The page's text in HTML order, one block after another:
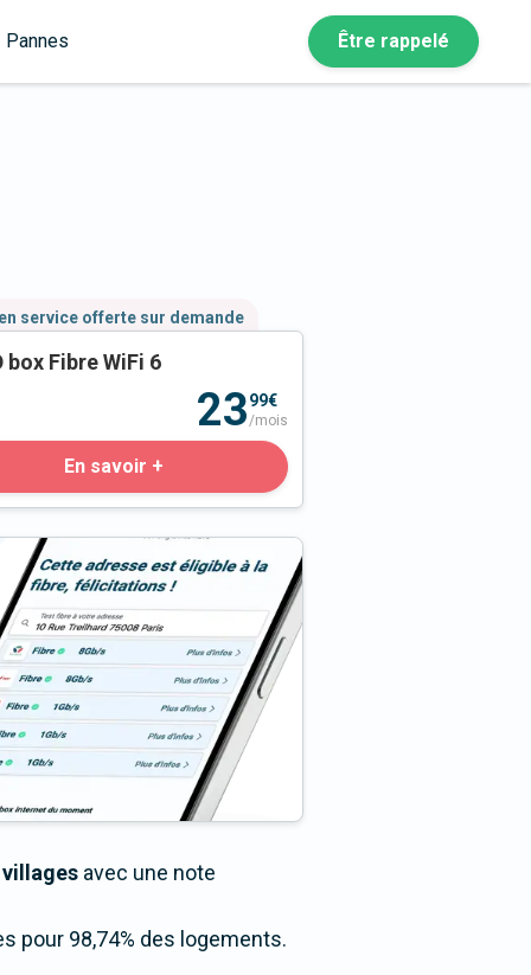
Pannes Être rappelé
service offerte sur demande
box Fibre WiFi 6
2399€
/mois
En savoir +
avec une note
pour 98,74% des logements.